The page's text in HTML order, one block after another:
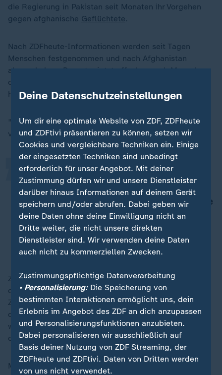
die Regierung in Pakistan seit Monaten ihr Vorgehen
gegen afghanische Geflüchtete.
Nach ZDFheute-Informationen werden seit Tagen
Menschen festgenommen und nach Afghanistan
abgeschoben. Darunter jetzt offenbar auch Menschen,
denen die Bundesregierung ihren Schutz versprochen
hatte.
"Es sind großangelegte Razzien", berichtet Eva Beyer
von der Hilfsorganisation Kabul Luftbrücke.
Sie fahren mit Pick-ups vor die
Unterkünfte, in denen die Menschen
untergebracht sind und sammeln alle
ein, die sie finden - auch Familien
werden auseinandergerissen.
„
Eva Beyer, Hilfsorganisation Kabul Luftbrücke
Zwei Mädchen im Alter von 17 und 18 Jahren seien
ohne ihre Eltern festgesetzt worden, weil diese zum
Zeitpunkt der Razzia nicht zuhause waren. Ein Mann,
der im Krankenhaus war und erst heute entlassen
wurde, habe bei seiner Rückkehr feststellen müssen,
dass Frau und Kinder abgeholt wurden.
Mindestens 41 Personen mit deutscher
Deine Datenschutzeinstellungen
Um dir eine optimale Website von ZDF, ZDFheute
und ZDFtivi präsentieren zu können, setzen wir
Cookies und vergleichbare Techniken ein. Einige
der eingesetzten Techniken sind unbedingt
erforderlich für unser Angebot. Mit deiner
Zustimmung dürfen wir und unsere Dienstleister
darüber hinaus Informationen auf deinem Gerät
speichern und/oder abrufen. Dabei geben wir
deine Daten ohne deine Einwilligung nicht an
Dritte weiter, die nicht unsere direkten
Dienstleister sind. Wir verwenden deine Daten
auch nicht zu kommerziellen Zwecken.
Zustimmungspflichtige Datenverarbeitung
• Personalisierung:Die Speicherung von
bestimmten Interaktionen ermöglicht uns, dein
Erlebnis im Angebot des ZDF an dich anzupassen
und Personalisierungsfunktionen anzubieten.
Dabei personalisieren wir ausschließlich auf
Basis deiner Nutzung von ZDF Streaming, der
ZDFheute und ZDFtivi. Daten von Dritten werden
von uns nicht verwendet.